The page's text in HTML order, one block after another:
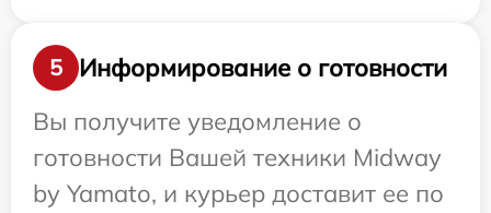
5
Информирование о готовности
Вы получите уведомление о
готовности Вашей техники Midway
by Yamato, и курьер доставит ее по